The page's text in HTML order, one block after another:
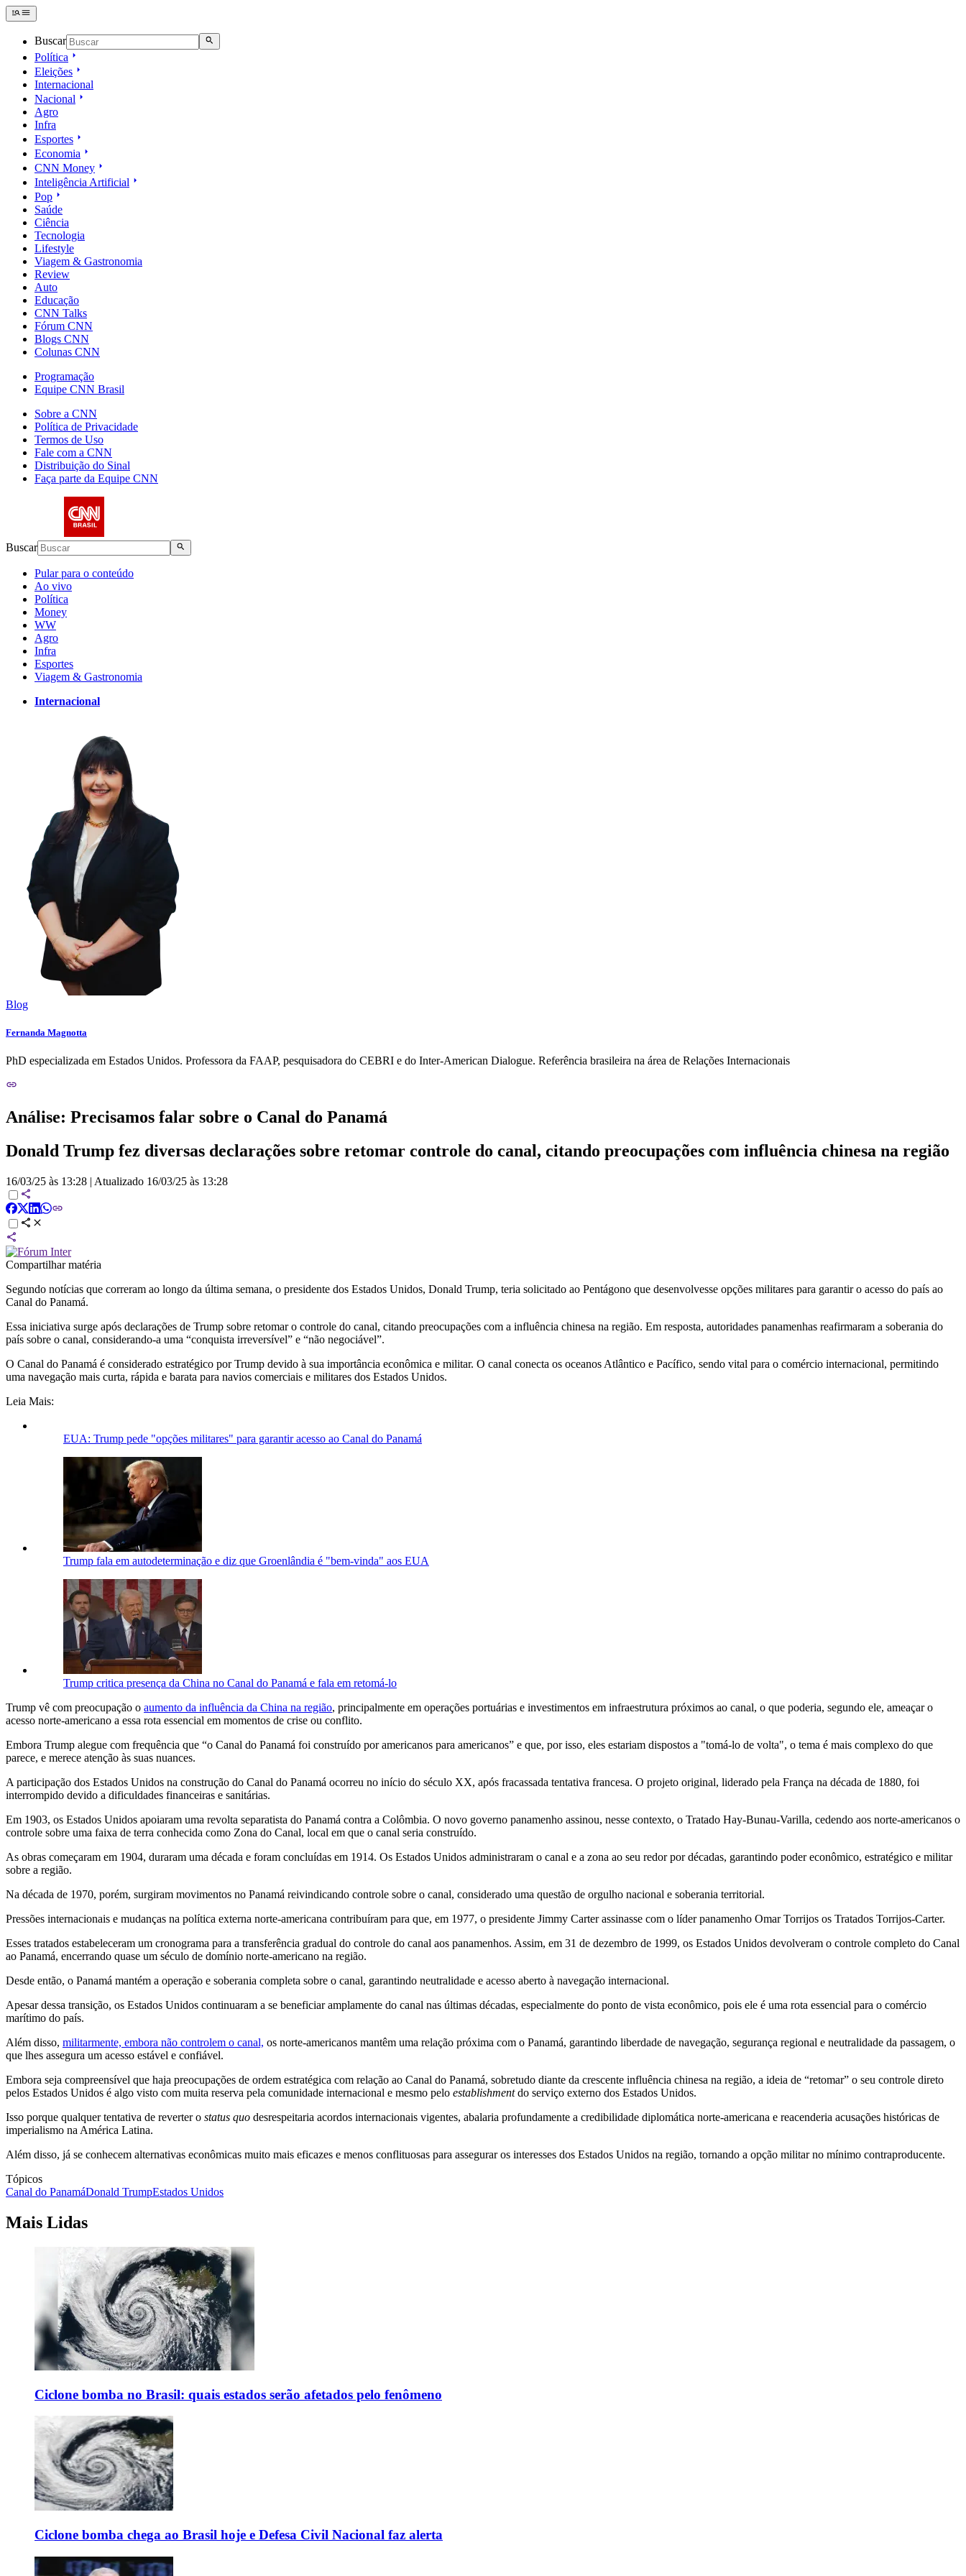
Buscar
Política
Eleições
Internacional
Nacional
Agro
Infra
Esportes
Economia
CNN Money
Inteligência Artificial
Pop
Saúde
Ciência
Tecnologia
Lifestyle
Viagem & Gastronomia
Review
Auto
Educação
CNN Talks
Fórum CNN
Blogs CNN
Colunas CNN
Programação
Equipe CNN Brasil
Sobre a CNN
Política de Privacidade
Termos de Uso
Fale com a CNN
Distribuição do Sinal
Faça parte da Equipe CNN
Buscar
Pular para o conteúdo
Ao vivo
Política
Money
WW
Agro
Infra
Esportes
Viagem & Gastronomia
Internacional
Blog
Fernanda Magnotta
PhD especializada em Estados Unidos. Professora da FAAP, pesquisadora do CEBRI e do Inter-American Dialogue. Referência brasileira na área de Relações Internacionais
Análise: Precisamos falar sobre o Canal do Panamá
Donald Trump fez diversas declarações sobre retomar controle do canal, citando preocupações com influência chinesa na região
16/03/25 às 13:28 | Atualizado 16/03/25 às 13:28
Compartilhar matéria
Segundo notícias que correram ao longo da última semana, o presidente dos Estados Unidos, Donald Trump, teria solicitado ao Pentágono que desenvolvesse opções militares para garantir o acesso do país ao
Canal do Panamá.
Essa iniciativa surge após declarações de Trump sobre retomar o controle do canal, citando preocupações com a influência chinesa na região. Em resposta, autoridades panamenhas reafirmaram a soberania do
país sobre o canal, considerando-a uma “conquista irreversível” e “não negociável”.
O Canal do Panamá é considerado estratégico por Trump devido à sua importância econômica e militar. O canal conecta os oceanos Atlântico e Pacífico, sendo vital para o comércio internacional, permitindo
uma navegação mais curta, rápida e barata para navios comerciais e militares dos Estados Unidos.
Leia Mais:
EUA: Trump pede "opções militares" para garantir acesso ao Canal do Panamá
Trump fala em autodeterminação e diz que Groenlândia é "bem-vinda" aos EUA
Trump critica presença da China no Canal do Panamá e fala em retomá-lo
Trump vê com preocupação o aumento da influência da China na região, principalmente em operações portuárias e investimentos em infraestrutura próximos ao canal, o que poderia, segundo ele, ameaçar o
acesso norte-americano a essa rota essencial em momentos de crise ou conflito.
Embora Trump alegue com frequência que “o Canal do Panamá foi construído por americanos para americanos” e que, por isso, eles estariam dispostos a "tomá-lo de volta", o tema é mais complexo do que
parece, e merece atenção às suas nuances.
A participação dos Estados Unidos na construção do Canal do Panamá ocorreu no início do século XX, após fracassada tentativa francesa. O projeto original, liderado pela França na década de 1880, foi
interrompido devido a dificuldades financeiras e sanitárias.
Em 1903, os Estados Unidos apoiaram uma revolta separatista do Panamá contra a Colômbia. O novo governo panamenho assinou, nesse contexto, o Tratado Hay-Bunau-Varilla, cedendo aos norte-americanos o
controle sobre uma faixa de terra conhecida como Zona do Canal, local em que o canal seria construído.
As obras começaram em 1904, duraram uma década e foram concluídas em 1914. Os Estados Unidos administraram o canal e a zona ao seu redor por décadas, garantindo poder econômico, estratégico e militar
sobre a região.
Na década de 1970, porém, surgiram movimentos no Panamá reivindicando controle sobre o canal, considerado uma questão de orgulho nacional e soberania territorial.
Pressões internacionais e mudanças na política externa norte-americana contribuíram para que, em 1977, o presidente Jimmy Carter assinasse com o líder panamenho Omar Torrijos os Tratados Torrijos-Carter.
Esses tratados estabeleceram um cronograma para a transferência gradual do controle do canal aos panamenhos. Assim, em 31 de dezembro de 1999, os Estados Unidos devolveram o controle completo do Canal
ao Panamá, encerrando quase um século de domínio norte-americano na região.
Desde então, o Panamá mantém a operação e soberania completa sobre o canal, garantindo neutralidade e acesso aberto à navegação internacional.
Apesar dessa transição, os Estados Unidos continuaram a se beneficiar amplamente do canal nas últimas décadas, especialmente do ponto de vista econômico, pois ele é uma rota essencial para o comércio
marítimo do país.
Além disso, militarmente, embora não controlem o canal, os norte-americanos mantêm uma relação próxima com o Panamá, garantindo liberdade de navegação, segurança regional e neutralidade da passagem, o
que lhes assegura um acesso estável e confiável.
Embora seja compreensível que haja preocupações de ordem estratégica com relação ao Canal do Panamá, sobretudo diante da crescente influência chinesa na região, a ideia de “retomar” o seu controle direto
pelos Estados Unidos é algo visto com muita reserva pela comunidade internacional e mesmo pelo establishmentdo serviço externo dos Estados Unidos.
Isso porque qualquer tentativa de reverter o status quo desrespeitaria acordos internacionais vigentes, abalaria profundamente a credibilidade diplomática norte-americana e reacenderia acusações históricas de
imperialismo na América Latina.
Além disso, já se conhecem alternativas econômicas muito mais eficazes e menos conflituosas para assegurar os interesses dos Estados Unidos na região, tornando a opção militar no mínimo contraproducente.
Tópicos
Canal do PanamáDonald TrumpEstados Unidos
Mais Lidas
Ciclone bomba no Brasil: quais estados serão afetados pelo fenômeno
Ciclone bomba chega ao Brasil hoje e Defesa Civil Nacional faz alerta